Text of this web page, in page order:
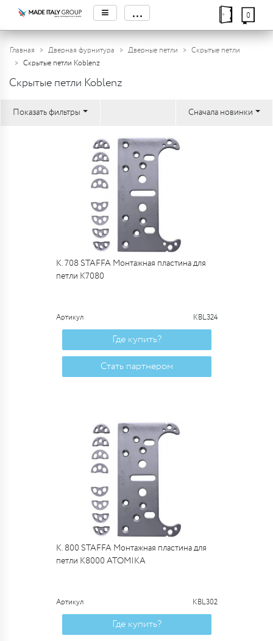
≡ ... 0
Главная Дверная фурнитура Дверные петли
Скрытые петли
Скрытые петли Koblenz
Скрытые петли Koblenz
Показать фильтры Сначала новинки
К. 708 STAFFA Монтажная пластина для
петли К7080
Артикул KBL324
Где купить?
Стать партнером
К. 800 STAFFA Монтажная пластина для
петли К8000 ATOMIKA
Артикул KBL302
Где купить?